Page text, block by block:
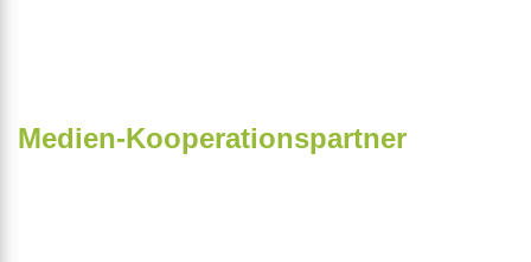
Medien-Kooperationspartner